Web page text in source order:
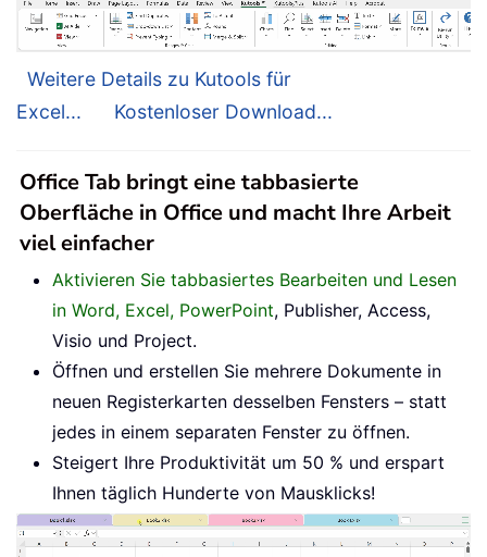
Weitere Details zu Kutools für
Excel...
Kostenloser Download...
Office Tab bringt eine tabbasierte
Oberfläche in Office und macht Ihre Arbeit
viel einfacher
Aktivieren Sie tabbasiertes Bearbeiten und Lesen
in Word, Excel, PowerPoint, Publisher, Access,
Visio und Project.
Öffnen und erstellen Sie mehrere Dokumente in
neuen Registerkarten desselben Fensters – statt
jedes in einem separaten Fenster zu öffnen.
Steigert Ihre Produktivität um 50 % und erspart
Ihnen täglich Hunderte von Mausklicks!